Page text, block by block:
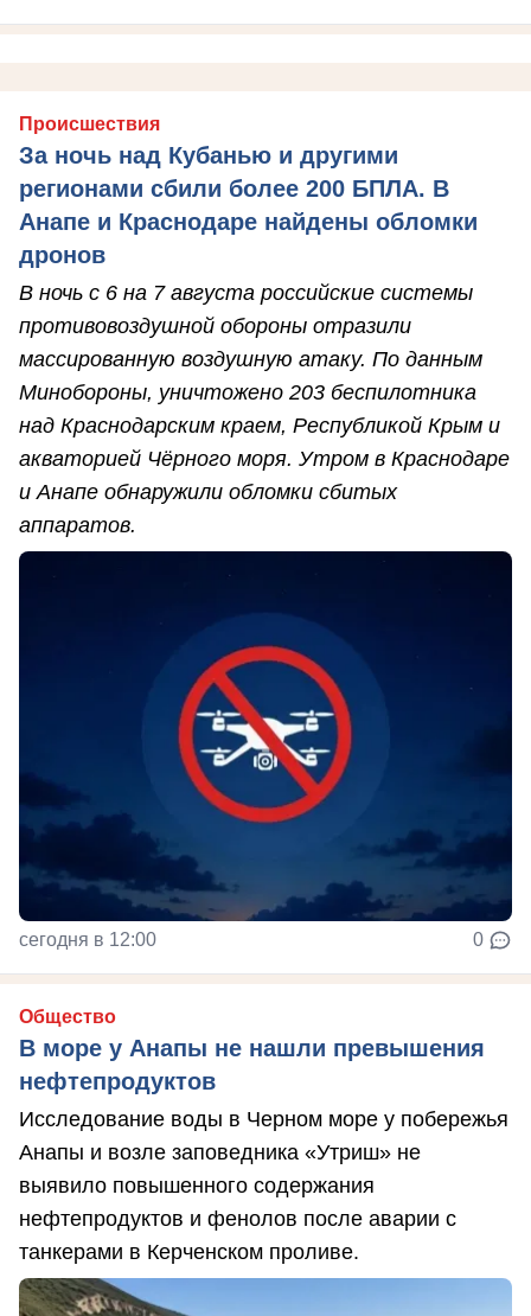
Происшествия
За ночь над Кубанью и другими
регионами сбили более 200 БПЛА. В
Анапе и Краснодаре найдены обломки
дронов
В ночь с 6 на 7 августа российские системы
противовоздушной обороны отразили
массированную воздушную атаку. По данным
Минобороны, уничтожено 203 беспилотника
над Краснодарским краем, Республикой Крым и
акваторией Чёрного моря. Утром в Краснодаре
и Анапе обнаружили обломки сбитых
аппаратов.
сегодня в 12:00 0
Общество
В море у Анапы не нашли превышения
нефтепродуктов
Исследование воды в Черном море у побережья
Анапы и возле заповедника «Утриш» не
выявило повышенного содержания
нефтепродуктов и фенолов после аварии с
танкерами в Керченском проливе.